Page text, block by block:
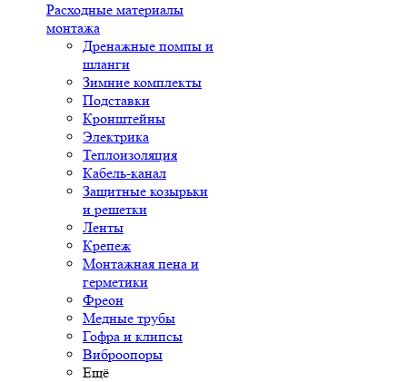
Расходные материалы
монтажа
Дренажные помпы и
шланги
Зимние комплекты
Подставки
Кронштейны
Электрика
Теплоизоляция
Кабель-канал
Защитные козырьки
и решетки
Ленты
Крепеж
Монтажная пена и
герметики
Фреон
Медные трубы
Гофра и клипсы
Виброопоры
Ещё